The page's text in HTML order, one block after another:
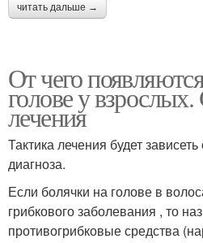
читать дальше →
От чего
голове у
лечения
Тактика лечения будет
диагноза.
Если болячки на голове в
грибкового заболевания , то
противогрибковые средства